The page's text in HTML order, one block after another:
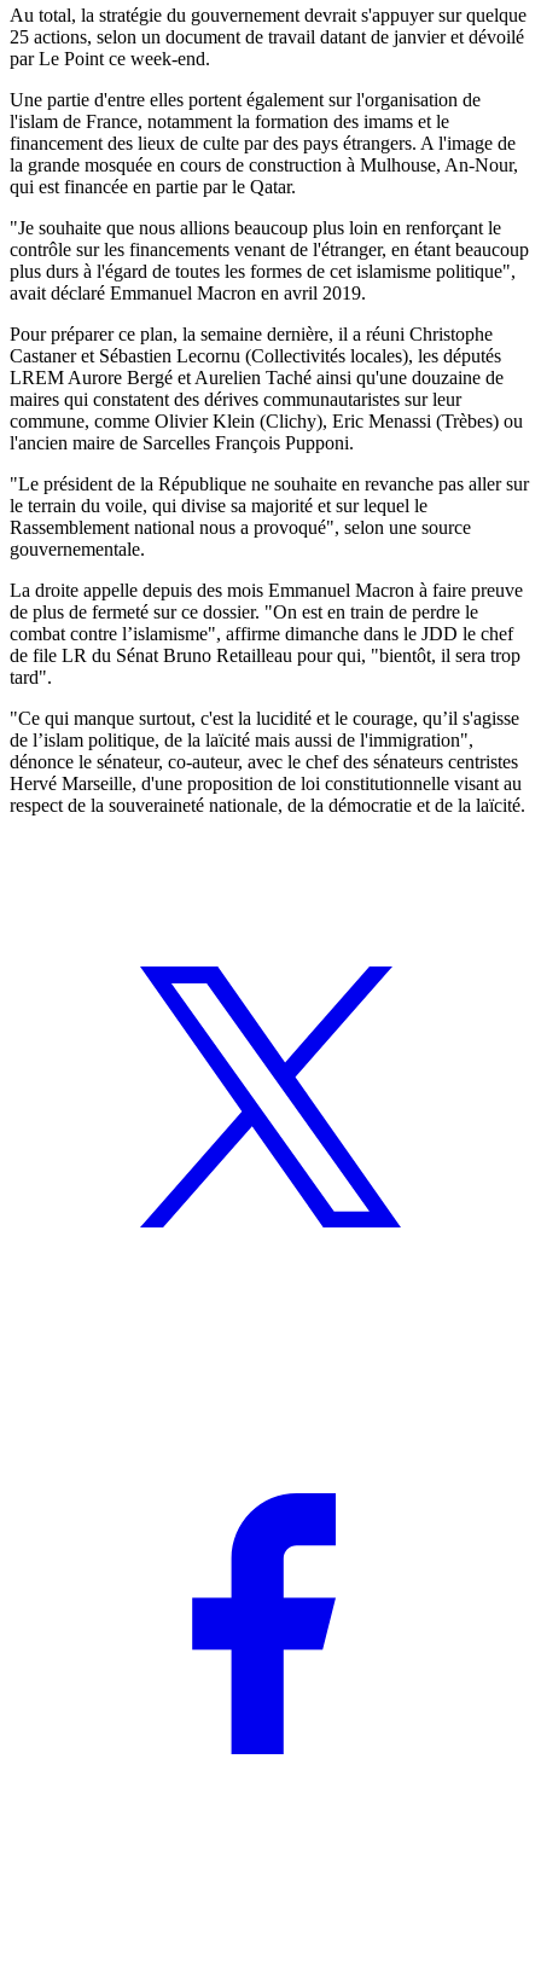
Au total, la stratégie du gouvernement devrait s'appuyer sur quelque
25 actions, selon un document de travail datant de janvier et dévoilé
par Le Point ce week-end.
Une partie d'entre elles portent également sur l'organisation de
l'islam de France, notamment la formation des imams et le
financement des lieux de culte par des pays étrangers. A l'image de
la grande mosquée en cours de construction à Mulhouse, An-Nour,
qui est financée en partie par le Qatar.
"Je souhaite que nous allions beaucoup plus loin en renforçant le
contrôle sur les financements venant de l'étranger, en étant beaucoup
plus durs à l'égard de toutes les formes de cet islamisme politique",
avait déclaré Emmanuel Macron en avril 2019.
Pour préparer ce plan, la semaine dernière, il a réuni Christophe
Castaner et Sébastien Lecornu (Collectivités locales), les députés
LREM Aurore Bergé et Aurelien Taché ainsi qu'une douzaine de
maires qui constatent des dérives communautaristes sur leur
commune, comme Olivier Klein (Clichy), Eric Menassi (Trèbes) ou
l'ancien maire de Sarcelles François Pupponi.
"Le président de la République ne souhaite en revanche pas aller sur
le terrain du voile, qui divise sa majorité et sur lequel le
Rassemblement national nous a provoqué", selon une source
gouvernementale.
La droite appelle depuis des mois Emmanuel Macron à faire preuve
de plus de fermeté sur ce dossier. "On est en train de perdre le
combat contre l’islamisme", affirme dimanche dans le JDD le chef
de file LR du Sénat Bruno Retailleau pour qui, "bientôt, il sera trop
tard".
"Ce qui manque surtout, c'est la lucidité et le courage, qu’il s'agisse
de l’islam politique, de la laïcité mais aussi de l'immigration",
dénonce le sénateur, co-auteur, avec le chef des sénateurs centristes
Hervé Marseille, d'une proposition de loi constitutionnelle visant au
respect de la souveraineté nationale, de la démocratie et de la laïcité.